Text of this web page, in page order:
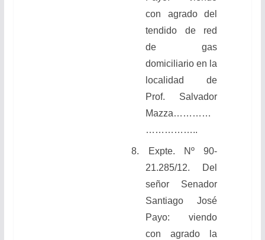
con agrado del
tendido de red
de gas
domiciliario en la
localidad de
Prof. Salvador
Mazza…………
……………..
8.
Expte. Nº 90-
21.285/12. Del
señor Senador
Santiago José
Payo: viendo
con agrado la